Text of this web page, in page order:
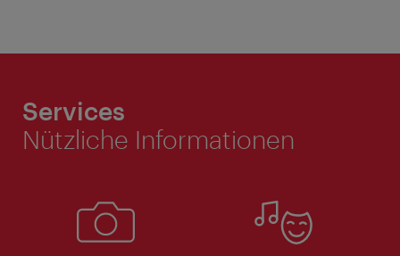
Services
Nützliche Informationen